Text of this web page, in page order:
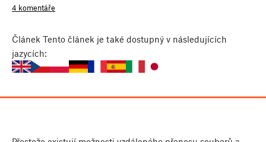
4 komentáře
Článek Tento článek je také dostupný v následujících
jazycích: